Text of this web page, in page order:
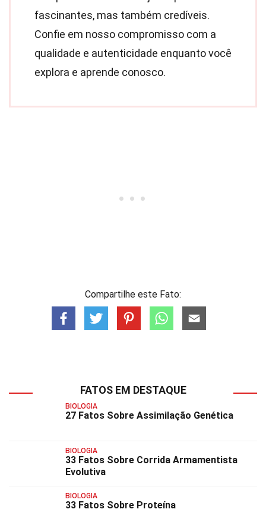
fascinantes, mas também credíveis.
Confie em nosso compromisso com a
qualidade e autenticidade enquanto você
explora e aprende conosco.
Compartilhe este Fato:
FATOS EM DESTAQUE
BIOLOGIA
27 Fatos Sobre Assimilação Genética
BIOLOGIA
33 Fatos Sobre Corrida Armamentista
Evolutiva
BIOLOGIA
33 Fatos Sobre Proteína